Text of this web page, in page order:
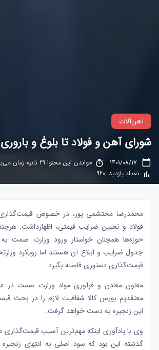
آهن‌آلات
شورای آهن و فولاد تا بلوغ و
خواندن این محتوا 29 ثانیه زمان می‌برد
تعداد بازدید: 920
محمدرضا محتشمی پور، در خصوص
فولاد و تعیین ضرایب قیمتی، اظهارداشت:
حوزه‌ها همچنان خواستار ورود وزارت صمت به
جدول ضرایب و ابلاغ آن هستند اما رویکرد
قیمت‌گذاری دستوری فاصله بگیرد.
معاون معادن و فرآوری مواد وزارت صمت در
معتقدیم بورس کالا شفافیت لازم را در بحث
این زنجیره به دست خواهد گرفت.
وی با یادآوری اینکه مهم‌ترین آسیب
گذشته این بود که سود اصلی به انتهای